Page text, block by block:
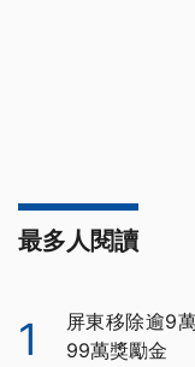
最多人閱讀
1
屏東移除逾9
99萬獎勵金